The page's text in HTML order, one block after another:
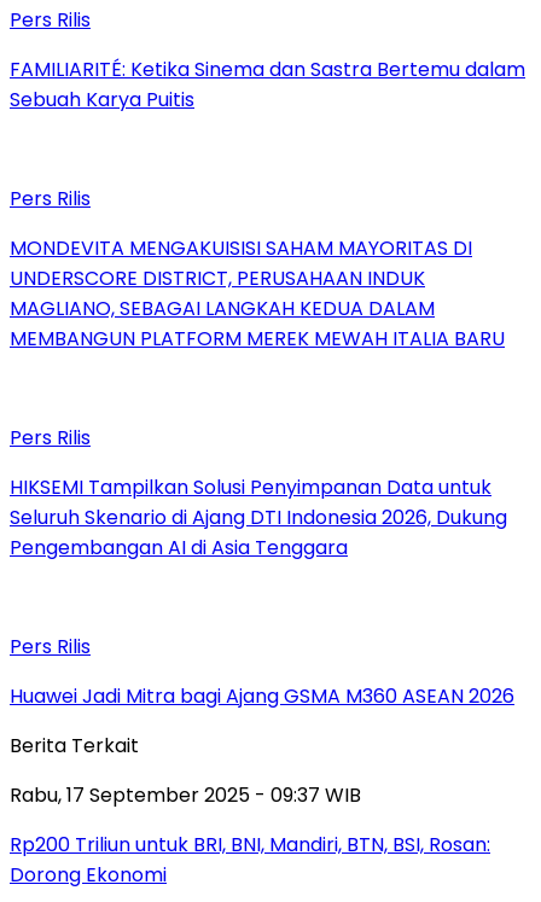
Pers Rilis
FAMILIARITÉ: Ketika Sinema dan Sastra Bertemu dalam
Sebuah Karya Puitis
Pers Rilis
MONDEVITA MENGAKUISISI SAHAM MAYORITAS DI
UNDERSCORE DISTRICT, PERUSAHAAN INDUK
MAGLIANO, SEBAGAI LANGKAH KEDUA DALAM
MEMBANGUN PLATFORM MEREK MEWAH ITALIA BARU
Pers Rilis
HIKSEMI Tampilkan Solusi Penyimpanan Data untuk
Seluruh Skenario di Ajang DTI Indonesia 2026, Dukung
Pengembangan AI di Asia Tenggara
Pers Rilis
Huawei Jadi Mitra bagi Ajang GSMA M360 ASEAN 2026
Berita Terkait
Rabu, 17 September 2025 - 09:37 WIB
Rp200 Triliun untuk BRI, BNI, Mandiri, BTN, BSI, Rosan:
Dorong Ekonomi